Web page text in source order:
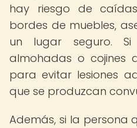
hay riesgo de
bordes de muebles,
un lugar seguro.
almohadas o cojines
para evitar lesiones
que se produzcan
Además, si la persona